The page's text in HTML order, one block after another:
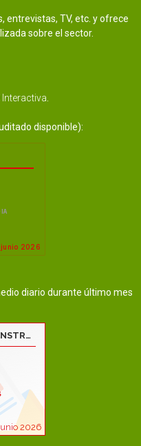
entrevistas, TV, etc. y ofrece
sobre el sector.
Interactiva.
disponible):
diario durante último mes